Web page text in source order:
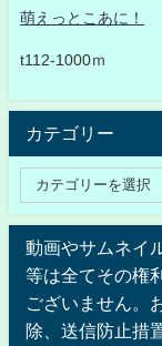
萌えっとこあに！
t112-1000ｍ
カテゴリー
動画やサムネイ
等は全てその権
ございません。
除、送信防止措